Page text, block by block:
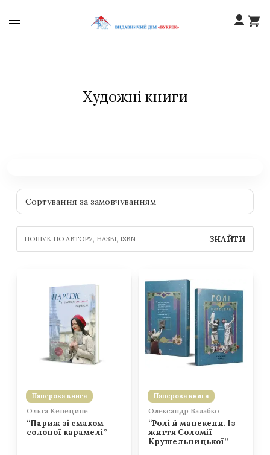
Художні книги
ЗНАЙТИ
Паперова книга
Ольга Кепецине
“Париж зі смаком
солоної карамелі”
Паперова книга
Олександр Балабко
“Ролі й манекени. Із
життя Соломії
Крушельницької”